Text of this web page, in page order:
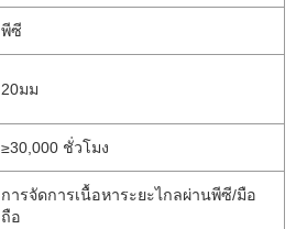
พีซี
20มม
≥30,000 ชั่วโมง
การจัดการเนื้อหาระยะไกลผ่านพีซี/มือ
ถือ